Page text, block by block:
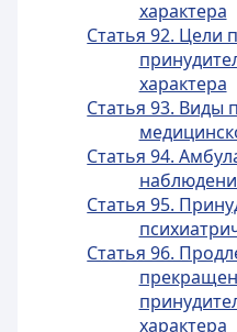
характера
Статья 92. Цели
характера
Статья 93. Виды
Статья 94.
Статья 95.
Статья 96.
характера